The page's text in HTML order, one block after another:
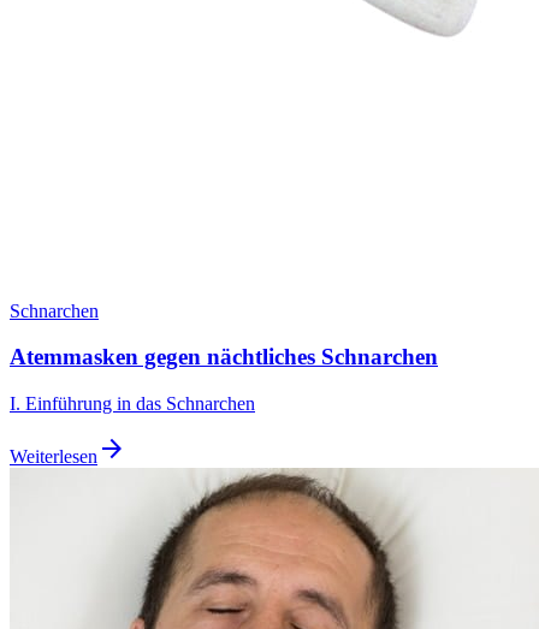
Schnarchen
Atemmasken gegen nächtliches Schnarchen
I. Einführung in das Schnarchen
Weiterlesen arrow_forward